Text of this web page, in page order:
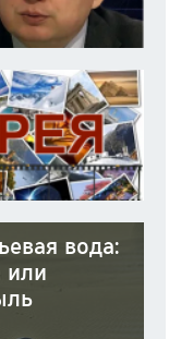
вода:
или